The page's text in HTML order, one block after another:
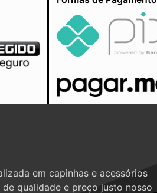
em capinhas e acessórios
qualidade e preço justo nosso